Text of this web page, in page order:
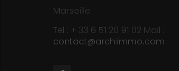
Marseille
Tel : + 33 6 51 20 91 02 Mail :
contact@archiimmo.com